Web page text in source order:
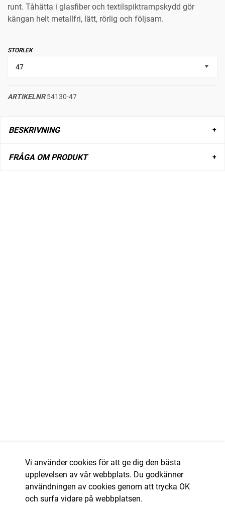
runt. Tåhätta i glasfiber och textilspiktrampskydd gör
kängan helt metallfri, lätt, rörlig och följsam.
STORLEK
ARTIKELNR54130-47
BESKRIVNING
FRÅGA OM PRODUKT
Vi använder cookies för att ge dig den bästa
upplevelsen av vår webbplats. Du godkänner
användningen av cookies genom att trycka OK
och surfa vidare på webbplatsen.